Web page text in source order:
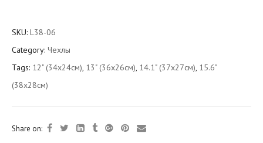
SKU: L38-06
Category: Чехлы
Tags: 12" (34x24см), 13" (36x26см), 14.1" (37x27см), 15.6"
(38x28см)
Share on: